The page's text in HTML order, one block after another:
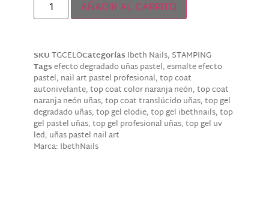
AÑADIR AL CARRITO
SKUTGCELOCategorías Ibeth Nails, STAMPING
Tagsefecto degradado uñas pastel,esmalte efecto
pastel, nail art pastel profesional,top coat
autonivelante,top coat color naranja neón,top coat
naranja neón uñas,top coat translúcido uñas,top gel
degradado uñas,top gel elodie,top gel ibethnails,top
gel pastel uñas,top gel profesional uñas,top gel uv
led, uñas pastel nail art
Marca: IbethNails